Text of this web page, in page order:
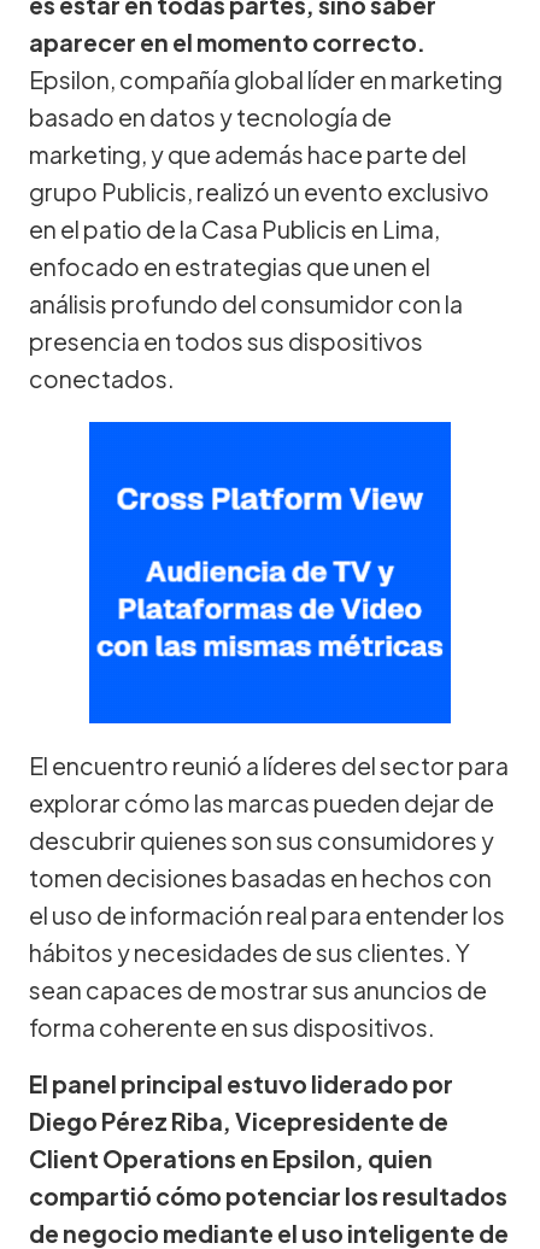
aparecer en el momento correcto.
Epsilon, compañía global líder en marketing
basado en datos y tecnología de
marketing, y que además hace parte del
grupo Publicis, realizó un evento exclusivo
en el patio de la Casa Publicis en Lima,
enfocado en estrategias que unen el
análisis profundo del consumidor con la
presencia en todos sus dispositivos
conectados.
El encuentro reunió a líderes del sector para
explorar cómo las marcas pueden dejar de
descubrir quienes son sus consumidores y
tomen decisiones basadas en hechos con
el uso de información real para entender los
hábitos y necesidades de sus clientes. Y
sean capaces de mostrar sus anuncios de
forma coherente en sus dispositivos.
El panel principal estuvo liderado por
Diego Pérez Riba, Vicepresidente de
Client Operations en Epsilon, quien
compartió cómo potenciar los resultados
de negocio mediante el uso inteligente de